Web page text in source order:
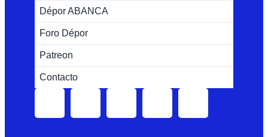
Dépor ABANCA
Foro Dépor
Patreon
Contacto